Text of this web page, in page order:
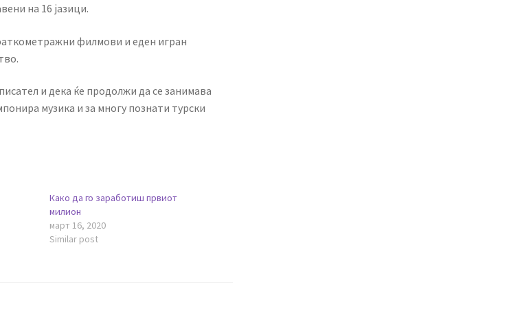
на 16 јазици.
филмови и еден игран
и дека ќе продолжи да се занимава
музика и за многу познати турски
Како да го заработиш првиот
милион
март 16, 2020
Similar post